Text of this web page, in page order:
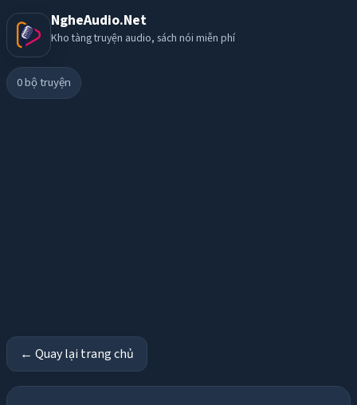
NgheAudio.Net
Kho tàng truyện audio, sách nói miễn phí
0bộ truyện
← Quay lại trang chủ